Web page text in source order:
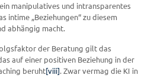
manipulatives und intransparentes
intime „Beziehungen“ zu diesem
abhängig macht.
der Beratung gilt das
auf einer positiven Beziehung in der
beruht[viii]. Zwar vermag die KI in